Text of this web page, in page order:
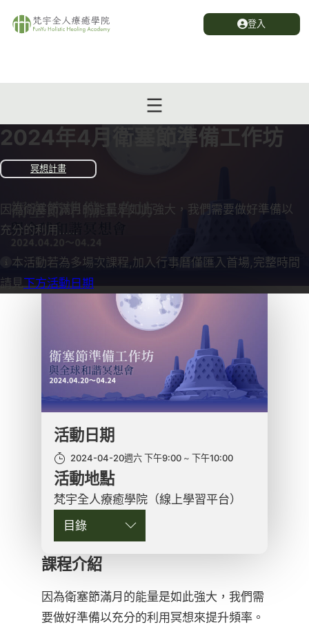
登入
2024年4月衛塞節準備工作坊
冥想計畫
因為衛塞節滿月的能量是如此強大，我們需要做好準備以
充分的利用…...
本活動若為多場次課程,加入行事曆僅匯入首場,完整時間
請見下方活動日期
課程介紹
因為衛塞節滿月的能量是如此強大，我們需
要做好準備以充分的利用冥想來提升頻率。
活動日期
2024-04-20週六 下午9:00 下午10:00
活動地點
梵宇全人療癒學院（線上學習平台）
目錄